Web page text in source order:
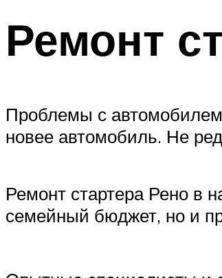
Ремонт
Проблемы с
новее автомобиль. Не
Ремонт стартера Рено в
семейный бюджет, но и